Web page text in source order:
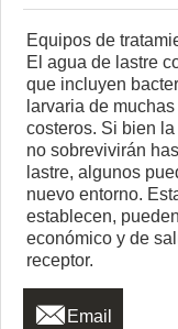
Equipos de
El agua de lastre
que incluyen
larvaria de
costeros. Si bien
no sobrevivirán
lastre, algunos
nuevo entorno.
establecen,
económico y de
receptor.
 Email